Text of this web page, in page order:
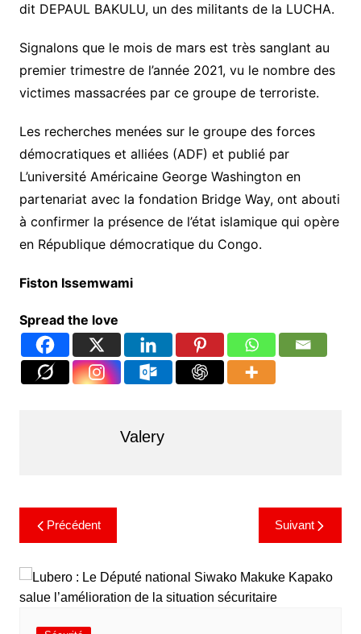
dit DEPAUL BAKULU, un des militants de la LUCHA.
Signalons que le mois de mars est très sanglant au
premier trimestre de l’année 2021, vu le nombre des
victimes massacrées par ce groupe de terroriste.
Les recherches menées sur le groupe des forces
démocratiques et alliées (ADF) et publié par
L’université Américaine George Washington en
partenariat avec la fondation Bridge Way, ont abouti
à confirmer la présence de l’état islamique qui opère
en République démocratique du Congo.
Fiston Issemwami
Spread the love
Valery
Précédent Suivant